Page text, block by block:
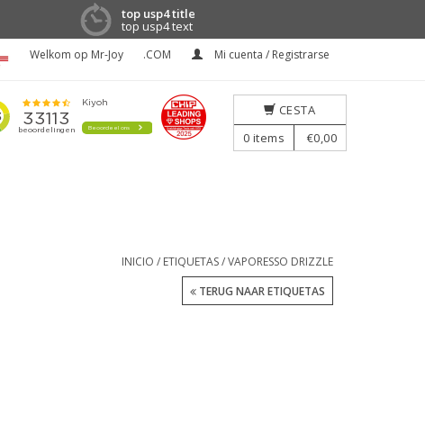
top usp4 title
top usp4 text
Welkom op Mr-Joy .COM Mi cuenta / Registrarse
CESTA
0 items €0,00
INICIO / ETIQUETAS/VAPORESSO DRIZZLE
TERUG NAAR ETIQUETAS